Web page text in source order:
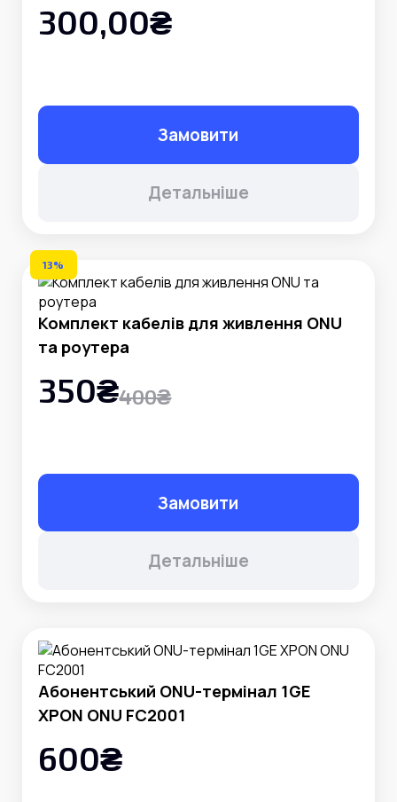
300,00₴
Замовити
Детальніше
13%
Комплект кабелів для живлення ONU
та роутера
400₴
350₴
Замовити
Детальніше
Абонентський ONU-термінал 1GE
XPON ONU FC2001
600₴